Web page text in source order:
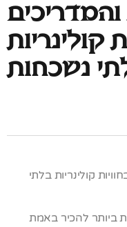
קולינריות
נשכחות
קולינריות בלתי
ביותר להכיר באמת